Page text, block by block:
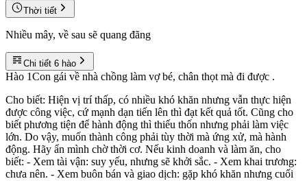
Thời tiết
Nhiều mây, về sau sẽ quang đãng
Chi tiết 6 hào
Hào 1Con gái về nhà chồng làm vợ bé, chân thọt mà đi được .
Cho biết: Hiện vị trí thấp, có nhiều khó khăn nhưng vẫn thực hiện
được công việc, cứ mạnh dạn tiến lên thì đạt kết quả tốt. Cũng cho
biết phương tiện để hành động thì thiếu thốn nhưng phải làm việc
lớn. Do vậy, muốn thành công phải tùy thời mà ứng xử, mà hành
động. Hãy ẩn mình chờ thời cơ. Nếu kinh doanh và làm ăn, cho
biết: - Xem tài vận: suy yếu, nhưng sẽ khởi sắc. - Xem khai trương:
chưa nên. - Xem buôn bán và giao dịch: gặp khó khăn nhưng cuối